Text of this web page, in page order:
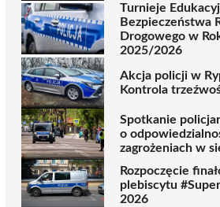
Turnieje
Bezpieczeństwa
Drogowego w
2025/2026
Akcja policji w
Kontrola
Spotkanie
o
zagrożeniach w
Rozpoczęcie
plebiscytu
2026